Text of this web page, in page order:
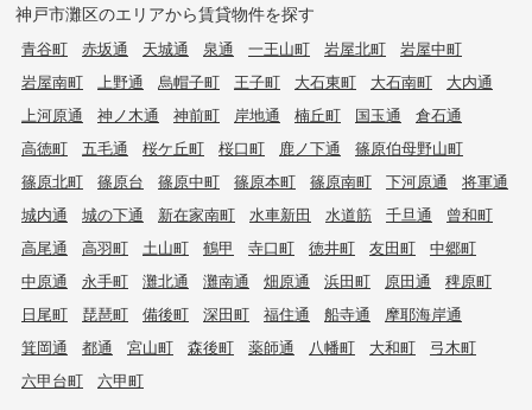
神戸市灘区のエリアから賃貸物件を探す
青谷町 赤坂通 天城通 泉通 一王山町 岩屋北町
岩屋中町
岩屋南町
上野通 烏帽子町 王子町 大石東町 大石南町
大内通
上河原通
神ノ木通 神前町 岸地通 楠丘町 国玉通
倉石通
高徳町
五毛通 桜ケ丘町 桜口町 鹿ノ下通
篠原伯母野山町
篠原北町
篠原台 篠原中町 篠原本町 篠原南町 下河原通
将軍通
城内通
城の下通 新在家南町 水車新田 水道筋 千旦通
曾和町
高尾通
高羽町 土山町 鶴甲 寺口町 徳井町 友田町
中郷町
中原通
永手町 灘北通 灘南通 畑原通 浜田町 原田通
稗原町
日尾町
琵琶町 備後町 深田町 福住通 船寺通
摩耶海岸通
箕岡通
都通 宮山町 森後町 薬師通 八幡町 大和町
弓木町
六甲台町
六甲町